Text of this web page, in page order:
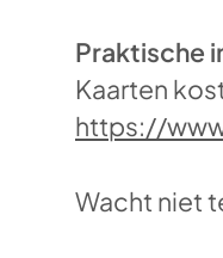
Praktische
Kaarten
https://
Wacht niet